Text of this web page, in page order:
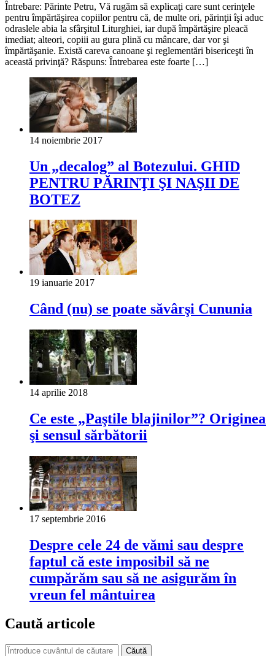
Întrebare: Părinte Petru, Vă rugăm să explicaţi care sunt cerinţele
pentru împărtăşirea copiilor pentru că, de multe ori, părinţii îşi aduc
odraslele abia la sfârşitul Liturghiei, iar după împărtăşire pleacă
imediat; alteori, copiii au gura plină cu mâncare, dar vor şi
împărtăşanie. Există careva canoane şi reglementări bisericeşti în
această privinţă? Răspuns: Întrebarea este foarte […]
14 noiembrie 2017
Un „decalog” al Botezului. GHID
PENTRU PĂRINŢI ŞI NAŞII DE
BOTEZ
19 ianuarie 2017
Când (nu) se poate săvârşi Cununia
14 aprilie 2018
Ce este „Paştile blajinilor”? Originea
şi sensul sărbătorii
17 septembrie 2016
Despre cele 24 de vămi sau despre
faptul că este imposibil să ne
cumpărăm sau să ne asigurăm în
vreun fel mântuirea
Caută articole
Căută